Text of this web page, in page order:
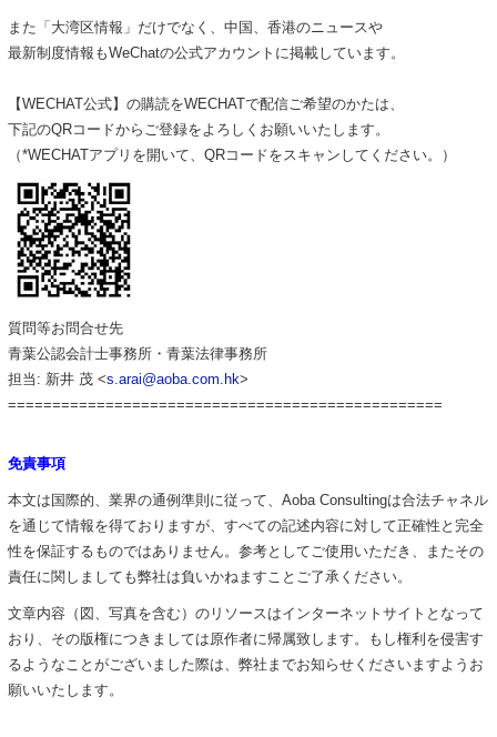
また「大湾区情報」だけでなく、中国、 香港のニュースや
最新制度情報もWeChatの公式アカウントに掲載しています。
【WECHAT公式】の購読をWECHATで配信ご希望のかたは
下記のQRコードからご登録をよろしくお願いいたします。
（*WECHATアプリを開いて、 QRコードをスキャンしてください。）
質問等お問合せ先
青葉公認会計士事務所・青葉法律事務所
担当 : 新井 茂<s.arai@aoba.com.hk>
=================================================
免責事項
本文は国際的、業界の通例準則に従って、Aoba Consultingは合法チャネル
を通じて情報を得ておりますが、すべての記述内容に対して正確性と完全
性を保証するものではありません。参考としてご使用いただき、またその
責任に関しましても弊社は負いかねますことご了承ください。
文章内容（図、写真を含む）のリソースはインターネットサイトとなって
おり、その版権につきましては原作者に帰属致します。もし権利を侵害す
るようなことがございました際は、弊社までお知らせくださいますようお
願いいたします。